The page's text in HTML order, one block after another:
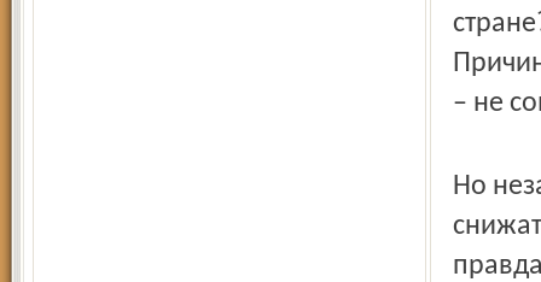
– не
Но